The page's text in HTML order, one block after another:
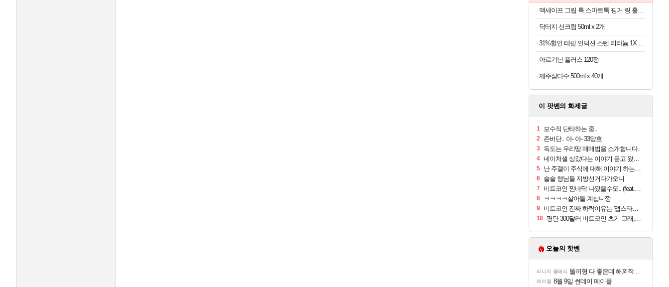
맥세이프 그립 톡 스마트톡 핑거 링 홀더 아이폰 갤럭시 자석 거치대
닥터지 선크림 50ml x 2개
31%할인 테팔 인덕션 스텐 티타늄 1X 디네토 프라이팬 28CM
아르기닌 플러스 120정
제주삼다수 500ml x 40개
이 팟벤의 화제글
1 보수적 단타하는 중..
2 존버단.. 아- 아- 33양호
3 독도는 우리땅 매매법을 소개합니다.
4 네이처셀 상갔다는 이야기 듣고 왔습니다
5 난 주갤이 주식에 대해 이야기 하는 그런 곳 인줄....
6 슬슬 행님들 지방선거다가오니
7 비트코인 찐바닥 나왔을수도.. (feat. 구글트렌드)
8 ㅋㅋㅋㅋ살아들 계십니깡
9 비트코인 진짜 하락이유는 '앱스타인 연관'
10 평단 300달러 비트코인 초기 고래, 12년만에 절반 매도
오늘의 핫벤
리니지 클래식 똘끼형 다 좋은데 해외작업장 도와주는 짓은 좀 아니지않냐?
메이플 8월 9일 썬데이 메이플